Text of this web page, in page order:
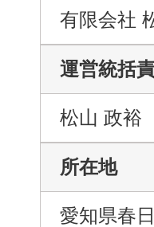
有限会社
運営統括
松山 政裕
所在地
愛知県春